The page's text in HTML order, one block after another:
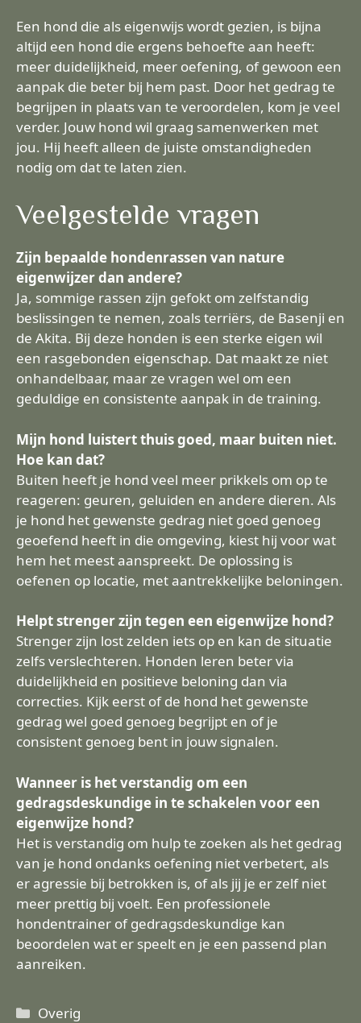
Een hond die als eigenwijs wordt gezien, is bijna
altijd een hond die ergens behoefte aan heeft:
meer duidelijkheid, meer oefening, of gewoon een
aanpak die beter bij hem past. Door het gedrag te
begrijpen in plaats van te veroordelen, kom je veel
verder. Jouw hond wil graag samenwerken met
jou. Hij heeft alleen de juiste omstandigheden
nodig om dat te laten zien.
Veelgestelde vragen
Zijn bepaalde hondenrassen van nature
eigenwijzer dan andere?
Ja, sommige rassen zijn gefokt om zelfstandig
beslissingen te nemen, zoals terriërs, de Basenji en
de Akita. Bij deze honden is een sterke eigen wil
een rasgebonden eigenschap. Dat maakt ze niet
onhandelbaar, maar ze vragen wel om een
geduldige en consistente aanpak in de training.
Mijn hond luistert thuis goed, maar buiten niet.
Hoe kan dat?
Buiten heeft je hond veel meer prikkels om op te
reageren: geuren, geluiden en andere dieren. Als
je hond het gewenste gedrag niet goed genoeg
geoefend heeft in die omgeving, kiest hij voor wat
hem het meest aanspreekt. De oplossing is
oefenen op locatie, met aantrekkelijke beloningen.
Helpt strenger zijn tegen een eigenwijze hond?
Strenger zijn lost zelden iets op en kan de situatie
zelfs verslechteren. Honden leren beter via
duidelijkheid en positieve beloning dan via
correcties. Kijk eerst of de hond het gewenste
gedrag wel goed genoeg begrijpt en of je
consistent genoeg bent in jouw signalen.
Wanneer is het verstandig om een
gedragsdeskundige in te schakelen voor een
eigenwijze hond?
Het is verstandig om hulp te zoeken als het gedrag
van je hond ondanks oefening niet verbetert, als
er agressie bij betrokken is, of als jij je er zelf niet
meer prettig bij voelt. Een professionele
hondentrainer of gedragsdeskundige kan
beoordelen wat er speelt en je een passend plan
aanreiken.
Categorieën
Overig